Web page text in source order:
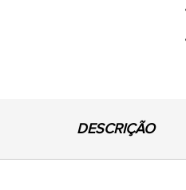
DESCRIÇÃO